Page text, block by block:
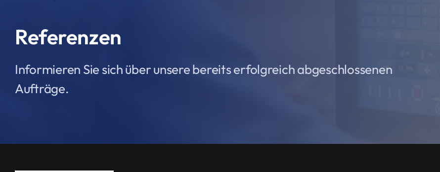
Referenzen
Informieren Sie sich über unsere bereits erfolgreich abgeschlossenen
Aufträge.